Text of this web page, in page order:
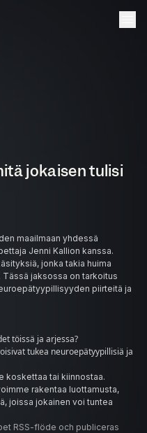
jokaisen tulisi
maailmaan yhdessä
Jenni Kallion kanssa.
jonka takia huima
Tässä jaksossa on tarkoitus
piirteitä ja
töissä ja arjessa?
tukea neuroepätyypillisiä ja
koskettaa tai kiinnostaa.
rakentaa luottamusta,
joissa jokainen voi tuntea
RSS-flöde och publiceras